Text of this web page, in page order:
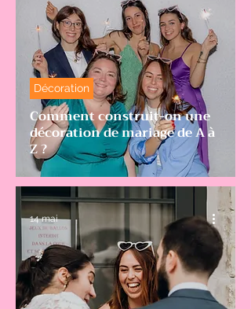
Comment construit-on une
décoration de mariage de A à
Z ?
Décoration
14 mai